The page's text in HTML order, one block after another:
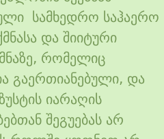
სამხედრო საჰაერო
და შიიტური
რომელიც
გაერთიანებული, და
იარაღის
შეგუებას არ